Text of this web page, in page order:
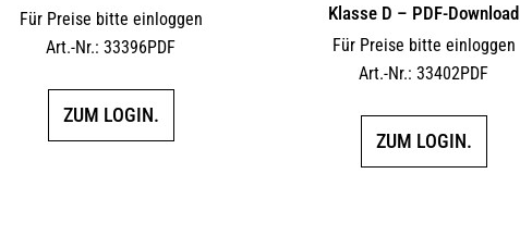
Für Preise bitte einloggen
Art.-Nr.: 33396PDF
ZUM LOGIN.
Klasse D – PDF-Download
Für Preise bitte einloggen
Art.-Nr.: 33402PDF
ZUM LOGIN.